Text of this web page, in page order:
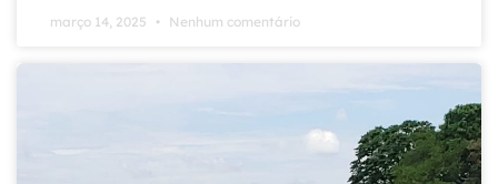
março 14, 2025 Nenhum comentário